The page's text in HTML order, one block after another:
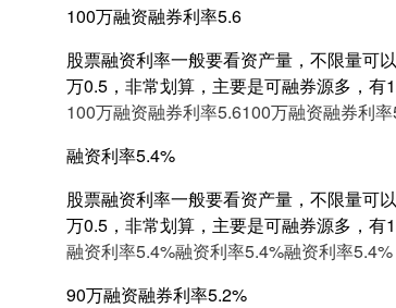
100万融资融券利率5.6
股票融资利率一般要看资产量，不限量可
万0.5，非常划算，主要是可融券源多，有
100万融资融券利率5.6100万融资融券利
融资利率5.4%
股票融资利率一般要看资产量，不限量可
万0.5，非常划算，主要是可融券源多，有
融资利率5.4%融资利率5.4%融资利率5.4%
90万融资融券利率5.2%